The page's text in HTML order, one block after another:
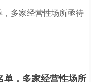
，多家经营性场所